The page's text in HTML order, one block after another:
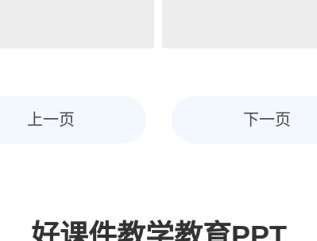
上一页 下一页